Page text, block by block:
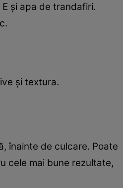
și apa de trandafiri.
și textura.
înainte de culcare. Poate
cele mai bune rezultate,